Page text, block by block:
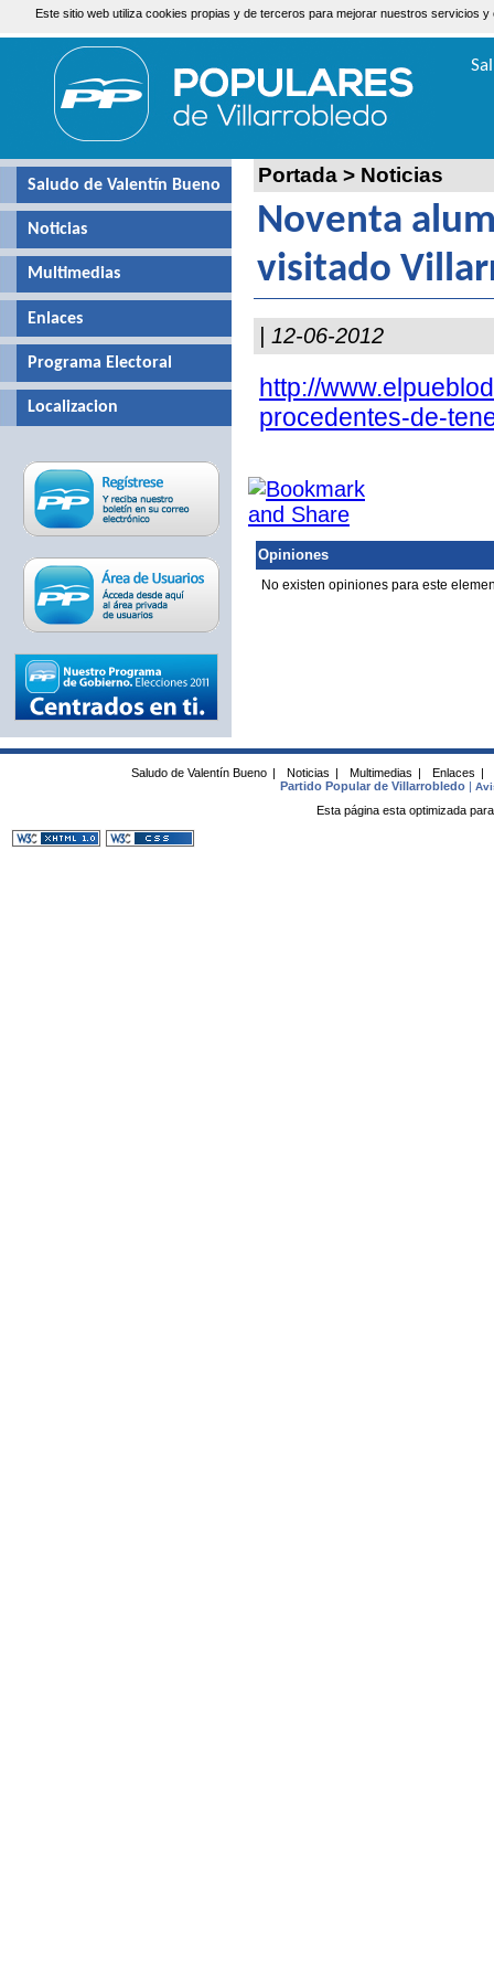
Este sitio web utiliza cookies propias y de terceros para mejorar nuestros servicios
Portada > Noticias
Noventa
visitado
| 12-06-2012
http://
procedentes-de-
Opiniones
No existen opiniones para este
Saludo de Valentín Bueno
Noticias
Multimedias
Enlaces
Programa Electoral
Localizacion
Sábado, 8 de Agosto de 2026
Saludo de Valentín Bueno | Noticias | Multimedias | Enlaces |
Partido Popular de Villarrobledo |
Esta página esta optimizada